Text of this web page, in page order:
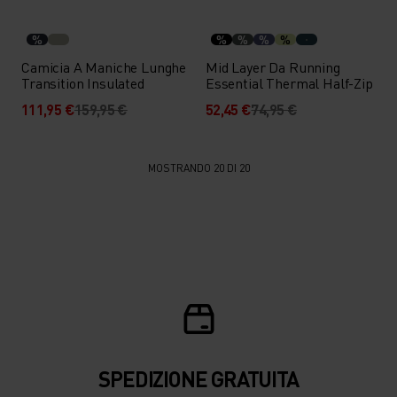
%
Camicia A Maniche Lunghe
Transition Insulated
111,95 €159,95 €
% % % %
Mid Layer Da Running
Essential Thermal Half-Zip
52,45 €74,95 €
MOSTRANDO 20 DI 20
SPEDIZIONE ​​​​​​GRATUITA